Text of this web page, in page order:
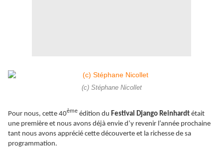
(c) Stéphane Nicollet
Pour nous, cette 40ème édition du Festival Django Reinhardt était
une première et nous avons déjà envie d’y revenir l’année prochaine
tant nous avons apprécié cette découverte et la richesse de sa
programmation.